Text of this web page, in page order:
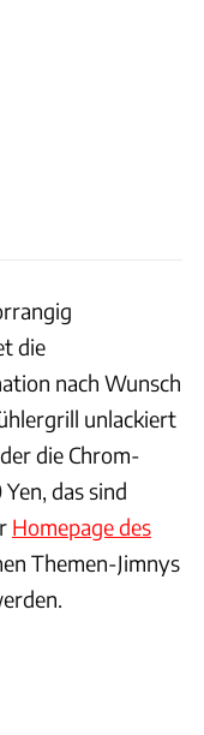
die
nach Wunsch
unlackiert
die Chrom-
das sind
Homepage des
Themen-Jimnys